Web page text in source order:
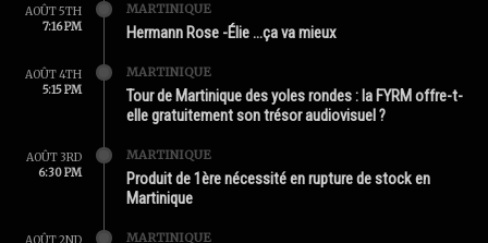
AOÛT 5TH
7:16 PM
MARTINIQUE
Hermann Rose -Élie …ça va mieux
AOÛT 4TH
5:15 PM
MARTINIQUE
Tour de Martinique des yoles rondes : la FYRM offre-t-
elle gratuitement son trésor audiovisuel ?
AOÛT 3RD
6:30 PM
MARTINIQUE
Produit de 1ère nécessité en rupture de stock en
Martinique
MARTINIQUE